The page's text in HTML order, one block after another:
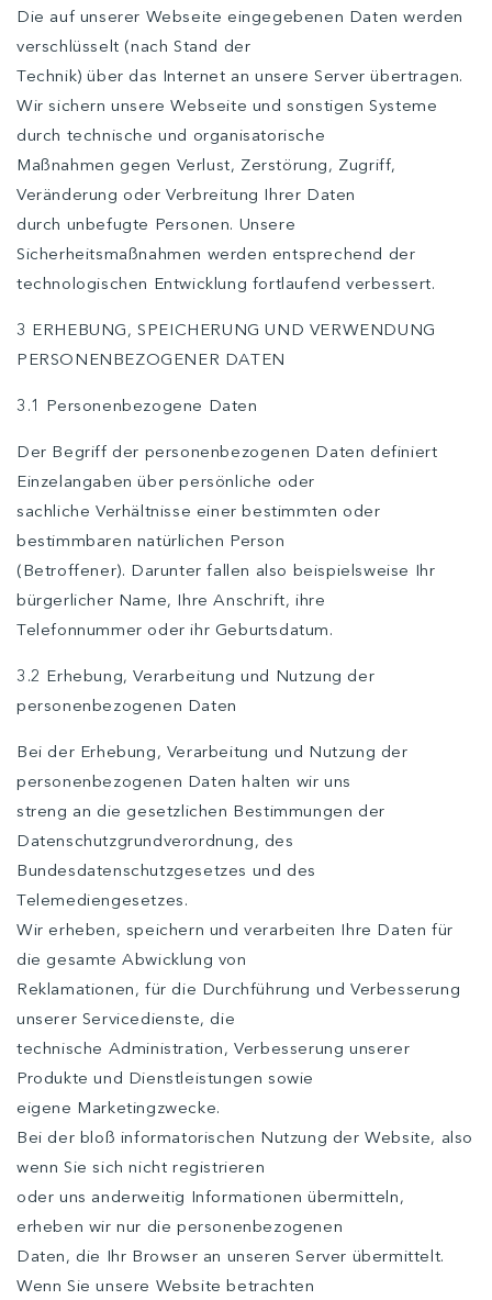
Die auf unserer Webseite eingegebenen Daten werden
verschlüsselt (nach Stand der
Technik) über das Internet an unsere Server übertragen.
Wir sichern unsere Webseite und sonstigen Systeme
durch technische und organisatorische
Maßnahmen gegen Verlust, Zerstörung, Zugriff,
Veränderung oder Verbreitung Ihrer Daten
durch unbefugte Personen. Unsere
Sicherheitsmaßnahmen werden entsprechend der
technologischen Entwicklung fortlaufend verbessert.
3 ERHEBUNG, SPEICHERUNG UND VERWENDUNG
PERSONENBEZOGENER DATEN
3.1 Personenbezogene Daten
Der Begriff der personenbezogenen Daten definiert
Einzelangaben über persönliche oder
sachliche Verhältnisse einer bestimmten oder
bestimmbaren natürlichen Person
(Betroffener). Darunter fallen also beispielsweise Ihr
bürgerlicher Name, Ihre Anschrift, ihre
Telefonnummer oder ihr Geburtsdatum.
3.2 Erhebung, Verarbeitung und Nutzung der
personenbezogenen Daten
Bei der Erhebung, Verarbeitung und Nutzung der
personenbezogenen Daten halten wir uns
streng an die gesetzlichen Bestimmungen der
Datenschutzgrundverordnung, des
Bundesdatenschutzgesetzes und des
Telemediengesetzes.
Wir erheben, speichern und verarbeiten Ihre Daten für
die gesamte Abwicklung von
Reklamationen, für die Durchführung und Verbesserung
unserer Servicedienste, die
technische Administration, Verbesserung unserer
Produkte und Dienstleistungen sowie
eigene Marketingzwecke.
Bei der bloß informatorischen Nutzung der Website, also
wenn Sie sich nicht registrieren
oder uns anderweitig Informationen übermitteln,
erheben wir nur die personenbezogenen
Daten, die Ihr Browser an unseren Server übermittelt.
Wenn Sie unsere Website betrachten